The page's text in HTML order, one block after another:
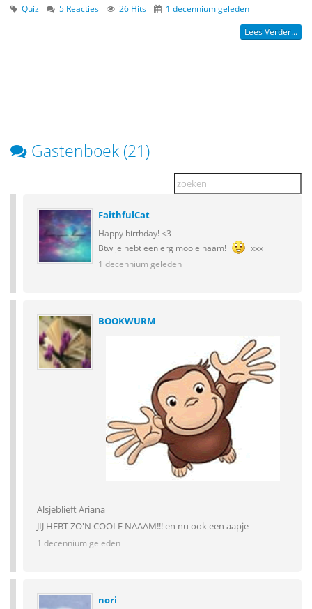
Quiz 5 Reacties 26 Hits 1 decennium geleden
Lees Verder...
Gastenboek (21)
FaithfulCat
Happy birthday! <3
Btw je hebt een erg mooie naam!
xxx
1 decennium geleden
BOOKWURM
Alsjeblieft Ariana
JIJ HEBT ZO'N COOLE NAAAM!!! en nu ook een aapje
1 decennium geleden
nori